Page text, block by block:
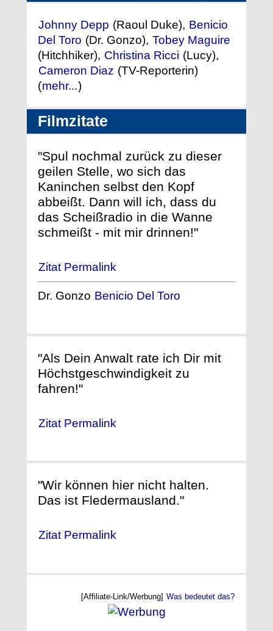
Johnny Depp (Raoul Duke), Benicio
Del Toro (Dr. Gonzo), Tobey Maguire
(Hitchhiker), Christina Ricci (Lucy),
Cameron Diaz (TV-Reporterin)
(mehr...)
Filmzitate
"Spul nochmal zurück zu dieser
geilen Stelle, wo sich das
Kaninchen selbst den Kopf
abbeißt. Dann will ich, dass du
das Scheißradio in die Wanne
schmeißt - mit mir drinnen!"
Zitat Permalink
Dr. Gonzo Benicio Del Toro
"Als Dein Anwalt rate ich Dir mit
Höchstgeschwindigkeit zu
fahren!"
Zitat Permalink
"Wir können hier nicht halten.
Das ist Fledermausland."
Zitat Permalink
[Affiliate-Link/Werbung] Was bedeutet das?